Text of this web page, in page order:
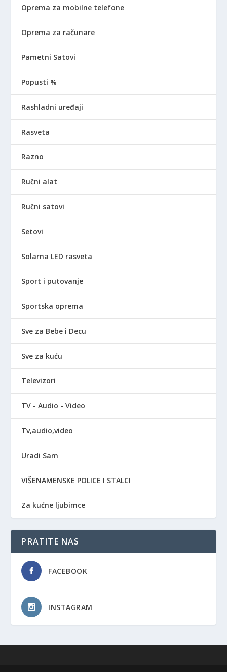
Oprema za mobilne telefone
Oprema za računare
Pametni Satovi
Popusti %
Rashladni uređaji
Rasveta
Razno
Ručni alat
Ručni satovi
Setovi
Solarna LED rasveta
Sport i putovanje
Sportska oprema
Sve za Bebe i Decu
Sve za kuću
Televizori
TV - Audio - Video
Tv,audio,video
Uradi Sam
VIŠENAMENSKE POLICE I STALCI
Za kućne ljubimce
PRATITE NAS
FACEBOOK
INSTAGRAM